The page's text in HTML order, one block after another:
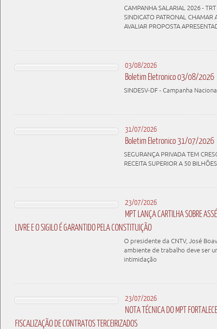
CAMPANHA SALARIAL 2026 -
SINDICATO PATRONAL CHAMAR
AVALIAR PROPOSTA
03/08/2026
Boletim Eletronico 03/08/2026
SINDESV-DF - Campanha
31/07/2026
Boletim Eletronico 31/07/2026
SEGURANÇA PRIVADA TEM
RECEITA SUPERIOR A 50
23/07/2026
MPT LANÇA CARTILHA SOBRE
LIVRE E O SIGILO É GARANTIDO PELA CONSTITUIÇÃO
O presidente da CNTV, José
ambiente de trabalho deve ser
intimidação
23/07/2026
NOTA TÉCNICA DO MPT
FISCALIZAÇÃO DE CONTRATOS TERCEIRIZADOS